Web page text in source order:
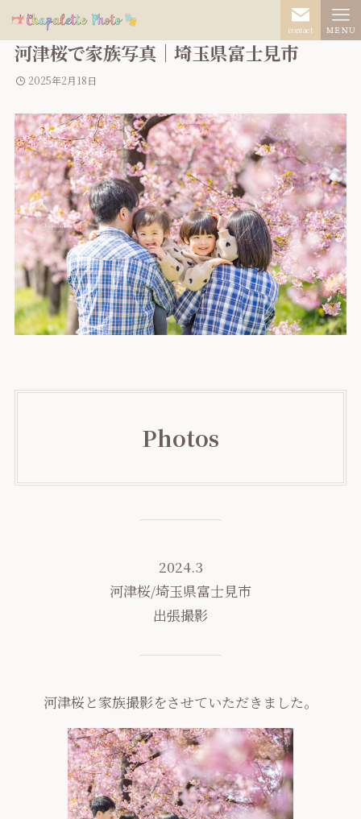
contact ＭＥＮＵ
河津桜で家族写真｜埼玉県富士見市
2025年2月18日
Photos
2024.3
河津桜/埼玉県富士見市
出張撮影
河津桜と家族撮影をさせていただきました。